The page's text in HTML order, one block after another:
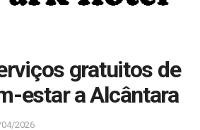
gratuitos de
estar a Alcântara
2026